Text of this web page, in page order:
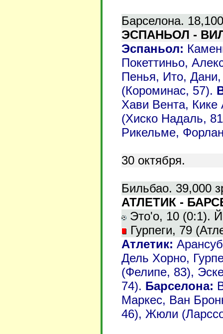
Барселона.
ЭСПАНЬОЛ -
Эспаньол:
Покеттиньо,
Пенья, Ито,
(Короминас, 57).
Хави Вента, Кике
(Хиско Надаль,
Рикельме,
30 октября.
Бильбао. 39,000
АТЛЕТИК -
Это'о, 10 (0:1).
Гурпеги, 79
Атлетик:
Дель Хорно,
(Фелипе, 83),
74). Барселона:
Маркес, Ван
46), Жюли